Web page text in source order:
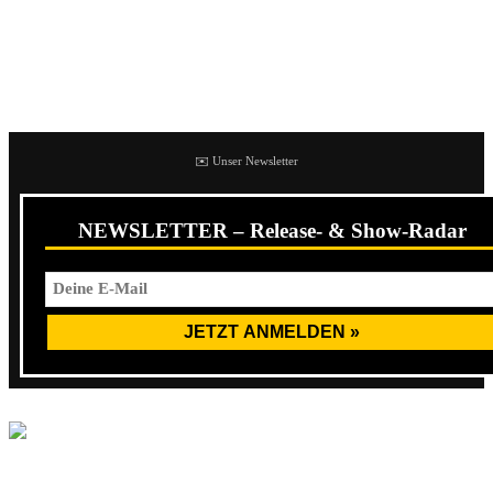
✉️ Unser Newsletter
NEWSLETTER – Release- & Show-Radar